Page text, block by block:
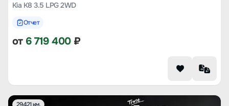
Kia K8 3.5 LPG 2WD
Отчет
от 6 719 400₽